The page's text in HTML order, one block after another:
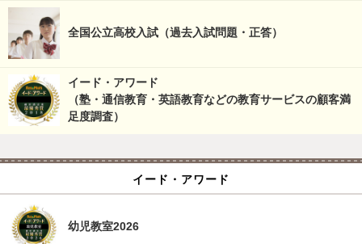
全国公立高校入試（過去入試問題・正答）
イード・アワード
（塾・通信教育・英語教育などの教育サービスの顧客満
足度調査）
イード・アワード
幼児教室2026